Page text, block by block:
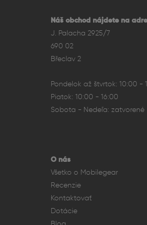
Dotykové ovládanie na slúchadlách
prehrávanie hudby, prijímanie
rýchle prepínanie režimov ANC a
Fitness, práca aj zábava
AirPods sú ideálne na šport,
voľnočasové aktivity. Odolnosť proti
zabezpečuje bezpečné používanie
Mikrofóny s formovaním lúča izolujú
Náš obchod nájdete na
J. Palacha 2925/7
690 02
Břeclav 2
Pondelok až štvrtok: 10:00 -
Piatok: 10:00 - 16:00
Sobota - Nedeľa: zatvorené
O nás
Všetko o Mobilegear
Recenzie
Kontaktovať
Dotácie